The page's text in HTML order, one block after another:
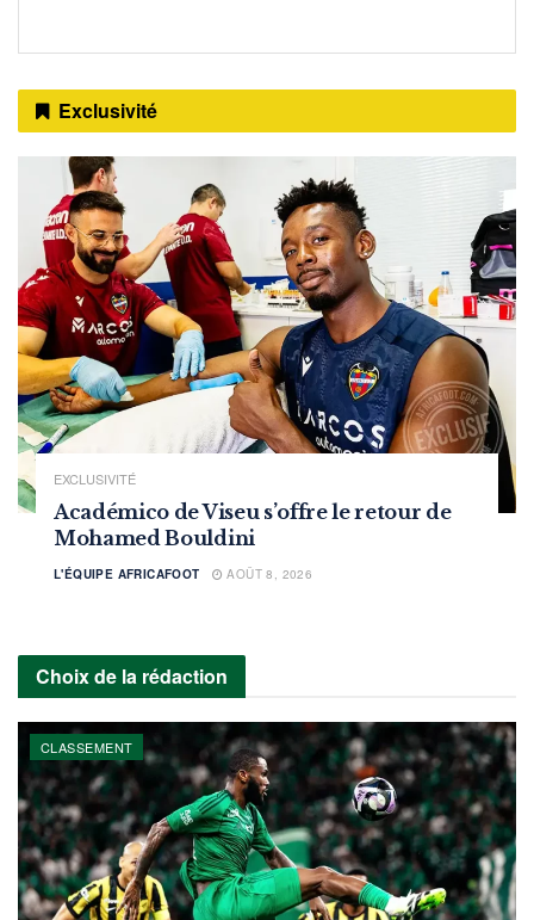
Exclusivité
EXCLUSIVITÉ
Académico de Viseu s’offre le retour de
Mohamed Bouldini
L'ÉQUIPE AFRICAFOOT AOÛT 8, 2026
Choix de la rédaction
CLASSEMENT